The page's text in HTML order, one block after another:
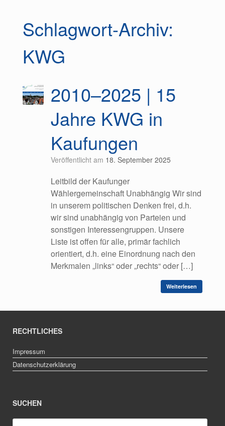
Schlagwort-Archiv:
KWG
2010–2025 | 15
Jahre KWG in
Kaufungen
Veröffentlicht am 18. September 2025
Leitbild der Kaufunger
Wählergemeinschaft Unabhängig Wir sind
in unserem politischen Denken frei, d.h.
wir sind unabhängig von Parteien und
sonstigen Interessengruppen. Unsere
Liste ist offen für alle, primär fachlich
orientiert, d.h. eine Einordnung nach den
Merkmalen „links“ oder „rechts“ oder […]
Weiterlesen
RECHTLICHES
Impressum
Datenschutzerklärung
SUCHEN